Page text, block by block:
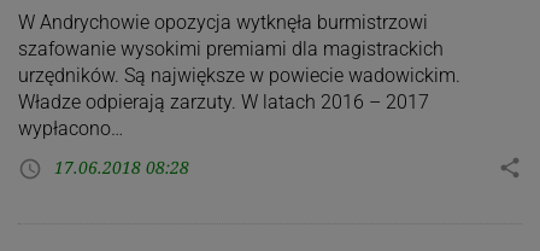
W Andrychowie opozycja wytknęła burmistrzowi
szafowanie wysokimi premiami dla magistrackich
urzędników. Są największe w powiecie wadowickim.
Władze odpierają zarzuty. W latach 2016 – 2017
wypłacono…
access_time 17.06.2018 08:28 share